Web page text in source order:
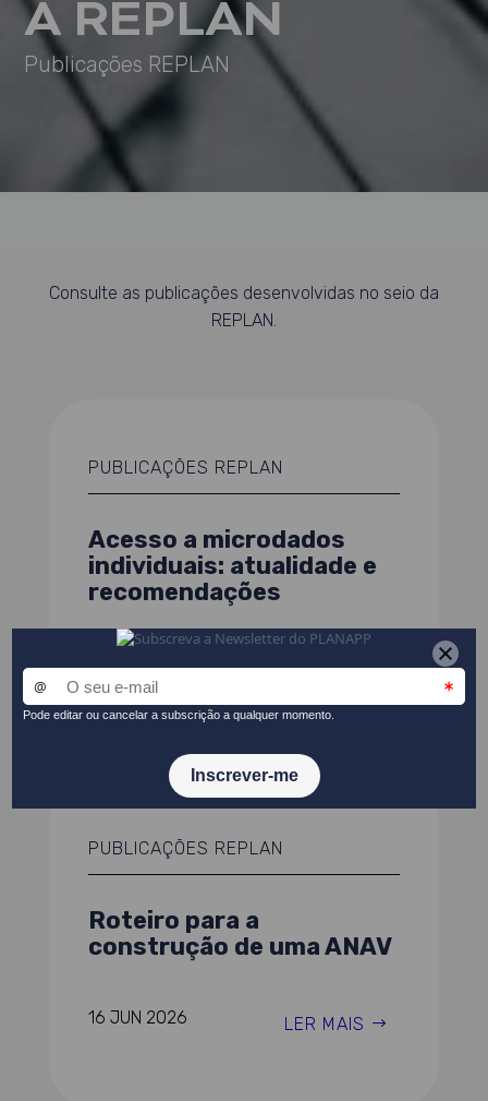
A REPLAN
Publicações REPLAN
Consulte as publicações desenvolvidas no seio da
REPLAN.
PUBLICAÇÕES REPLAN
Acesso a microdados
individuais: atualidade e
recomendações
LER MAIS
PUBLICAÇÕES REPLAN
Roteiro para a
construção de uma ANAV
16 JUN 2026 LER MAIS